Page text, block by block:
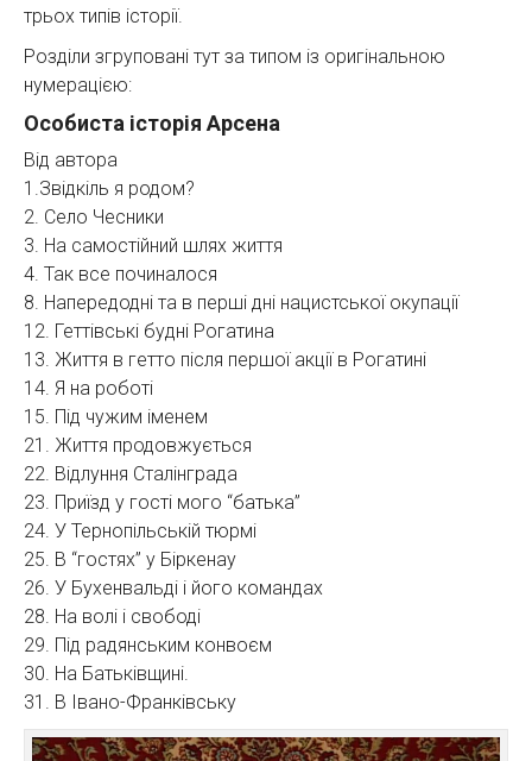
трьох типів історії.
Розділи згруповані тут за типом із оригінальною
нумерацією:
Особиста історія Арсена
Від автора
1.Звідкіль я родом?
2. Село Чесники
3. На самостійний шлях життя
4. Так все починалося
8. Напередодні та в перші дні нацистської окупації
12. Геттівські будні Рогатина
13. Життя в гетто після першої акції в Рогатині
14. Я на роботі
15. Під чужим іменем
21. Життя продовжується
22. Відлуння Сталінграда
23. Приїзд у гості мого “батька”
24. У Тернопільській тюрмі
25. В “гостях” у Біркенау
26. У Бухенвальді і його командах
28. На волі і свободі
29. Під радянським конвоєм
30. На Батьківщині.
31. В Івано-Франківську